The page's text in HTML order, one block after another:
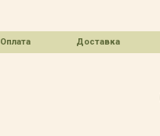
Оплата Доставка